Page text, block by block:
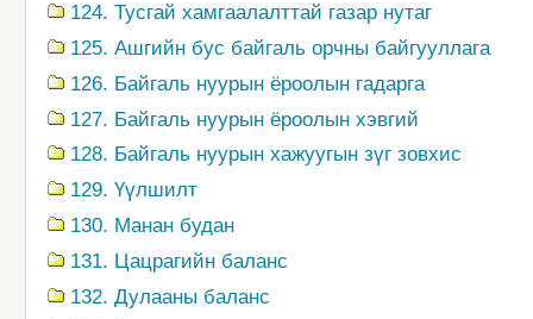
124. Тусгай хамгаалалттай газар нутаг
125. Ашгийн бус байгаль орчны байгууллага
126. Байгаль нуурын ёроолын гадарга
127. Байгаль нуурын ёроолын хэвгий
128. Байгаль нуурын хажуугын зүг зовхис
129. Үүлшилт
130. Манан будан
131. Цацрагийн баланс
132. Дулааны баланс